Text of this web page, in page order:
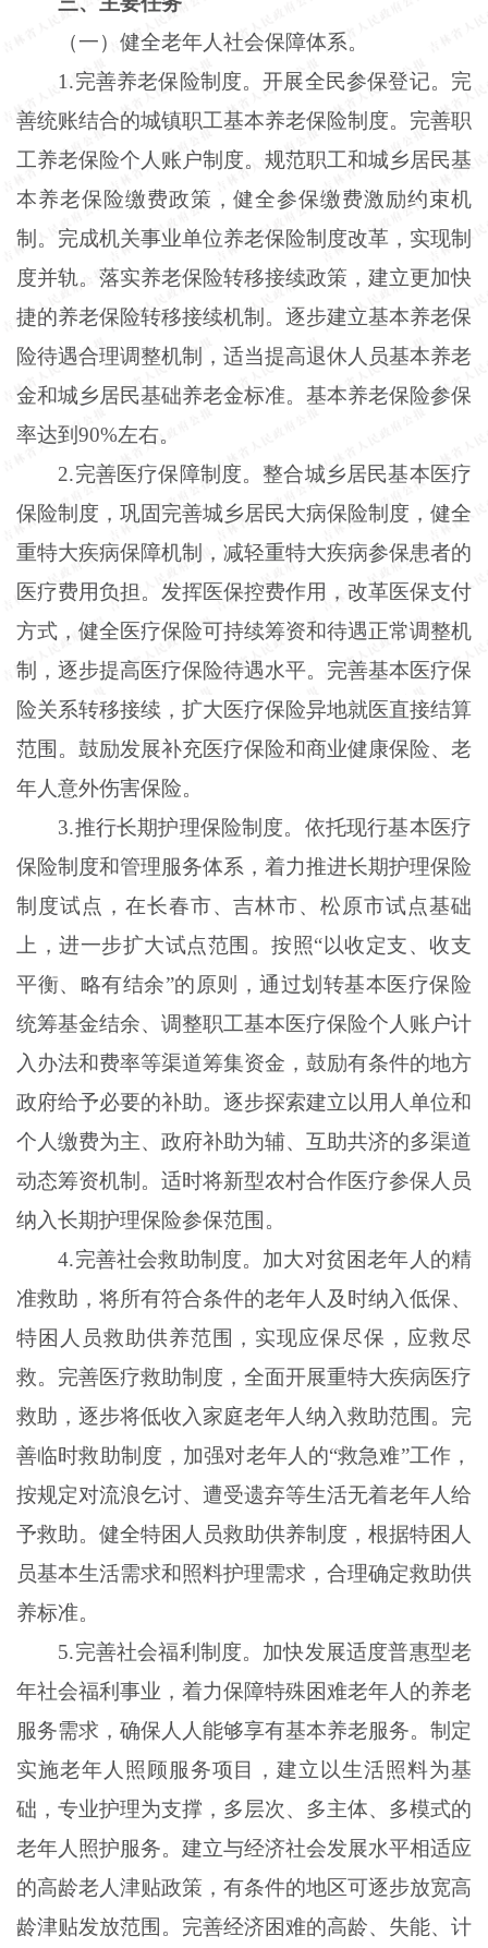
（一）健全老年人社会保障体系。
1.完善养老保险制度。开展全民参保登记。完
善统账结合的城镇职工基本养老保险制度。完善职
工养老保险个人账户制度。规范职工和城乡居民基
本养老保险缴费政策，健全参保缴费激励约束机
制。完成机关事业单位养老保险制度改革，实现制
度并轨。落实养老保险转移接续政策，建立更加快
捷的养老保险转移接续机制。逐步建立基本养老保
险待遇合理调整机制，适当提高退休人员基本养老
金和城乡居民基础养老金标准。基本养老保险参保
率达到90%左右。
2.完善医疗保障制度。整合城乡居民基本医疗
保险制度，巩固完善城乡居民大病保险制度，健全
重特大疾病保障机制，减轻重特大疾病参保患者的
医疗费用负担。发挥医保控费作用，改革医保支付
方式，健全医疗保险可持续筹资和待遇正常调整机
制，逐步提高医疗保险待遇水平。完善基本医疗保
险关系转移接续，扩大医疗保险异地就医直接结算
范围。鼓励发展补充医疗保险和商业健康保险、老
年人意外伤害保险。
3.推行长期护理保险制度。依托现行基本医疗
保险制度和管理服务体系，着力推进长期护理保险
制度试点，在长春市、吉林市、松原市试点基础
上，进一步扩大试点范围。按照“以收定支、收支
平衡、略有结余”的原则，通过划转基本医疗保险
统筹基金结余、调整职工基本医疗保险个人账户计
入办法和费率等渠道筹集资金，鼓励有条件的地方
政府给予必要的补助。逐步探索建立以用人单位和
个人缴费为主、政府补助为辅、互助共济的多渠道
动态筹资机制。适时将新型农村合作医疗参保人员
纳入长期护理保险参保范围。
4.完善社会救助制度。加大对贫困老年人的精
准救助，将所有符合条件的老年人及时纳入低保、
特困人员救助供养范围，实现应保尽保，应救尽
救。完善医疗救助制度，全面开展重特大疾病医疗
救助，逐步将低收入家庭老年人纳入救助范围。完
善临时救助制度，加强对老年人的“救急难”工作，
按规定对流浪乞讨、遭受遗弃等生活无着老年人给
予救助。健全特困人员救助供养制度，根据特困人
员基本生活需求和照料护理需求，合理确定救助供
养标准。
5.完善社会福利制度。加快发展适度普惠型老
年社会福利事业，着力保障特殊困难老年人的养老
服务需求，确保人人能够享有基本养老服务。制定
实施老年人照顾服务项目，建立以生活照料为基
础，专业护理为支撑，多层次、多主体、多模式的
老年人照护服务。建立与经济社会发展水平相适应
的高龄老人津贴政策，有条件的地区可逐步放宽高
龄津贴发放范围。完善经济困难的高龄、失能、计